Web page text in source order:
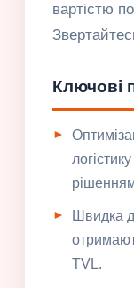
вартістю
Ключові
Швидка
TVL.